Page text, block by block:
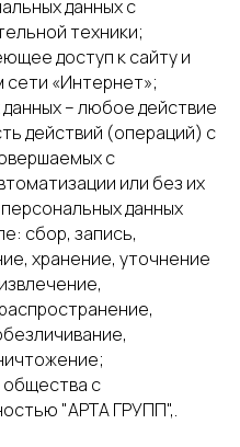
данных с
техники;
доступ к сайту и
сети «Интернет»;
– любое действие
действий (операций) с
с
или без их
данных
сбор, запись,
хранение, уточнение
общества с
"АРТА ГРУПП",.